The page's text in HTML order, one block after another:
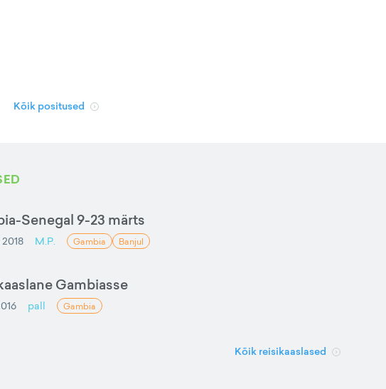
Kõik positused
Senegal 9-23 märts
M.P. Gambia Banjul
Gambiasse
pall Gambia
Kõik reisikaaslased